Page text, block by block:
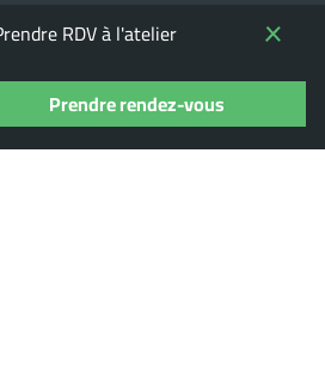
RDV à l'atelier
Prendre rendez-vous
+
+